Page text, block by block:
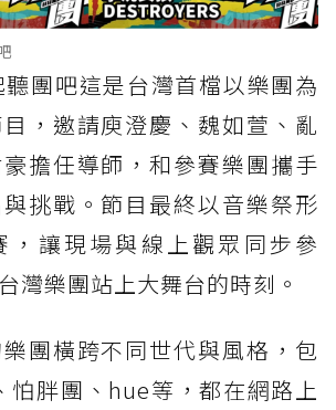
團吧這是台灣首檔以樂團為
，邀請庾澄慶、魏如萱、亂
擔任導師，和參賽樂團攜手
挑戰。節目最終以音樂祭形
，讓現場與線上觀眾同步參
灣樂團站上大舞台的時刻。
團橫跨不同世代與風格，包
怕胖團、hue等，都在網路上